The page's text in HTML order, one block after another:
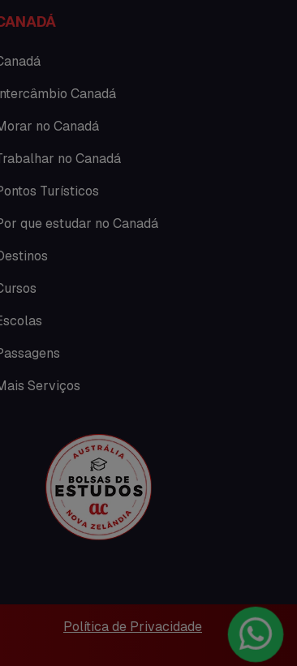
em Perth
na AC
Canadá
no Canadá
no Canadá
Turísticos
que estudar no Canadá
Serviços
Política de Privacidade